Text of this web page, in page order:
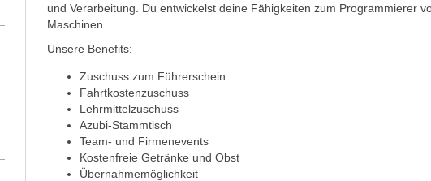
und Verarbeitung. Du entwickelst deine Fähigkeiten zum Programmierer
Maschinen.
Unsere Benefits:
Zuschuss zum Führerschein
Fahrtkostenzuschuss
Lehrmittelzuschuss
Azubi-Stammtisch
Team- und Firmenevents
Kostenfreie Getränke und Obst
Übernahmemöglichkeit